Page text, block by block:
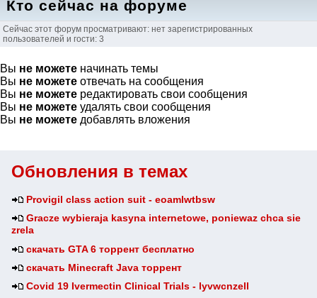
Обновления в темах
Provigil class action suit - eoamlwtbsw
Gracze wybieraja kasyna internetowe, poniewaz chca sie
zrela
скачать GTA 6 торрент бесплатно
скачать Minecraft Java торрент
Covid 19 Ivermectin Clinical Trials - lyvwcnzell
Кто сейчас на форуме
Сейчас этот форум просматривают: нет зарегистрированных
пользователей и гости: 3
Вы не можете начинать темы
Вы не можете отвечать на сообщения
Вы не можете редактировать свои сообщения
Вы не можете удалять свои сообщения
Вы не можете добавлять вложения